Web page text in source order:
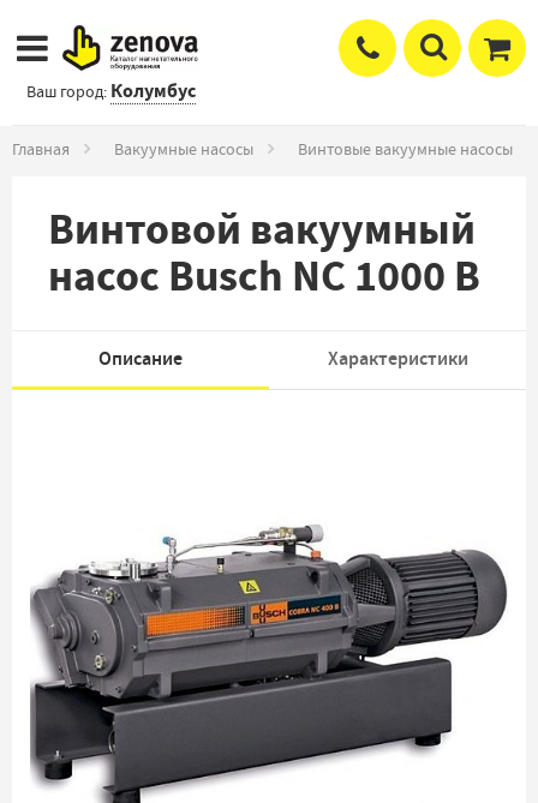
Ваш город: Колумбус
Главная Вакуумные насосы Винтовые вакуумные насосы
Винтовой вакуумный
насос Busch NC 1000 B
Описание Характеристики